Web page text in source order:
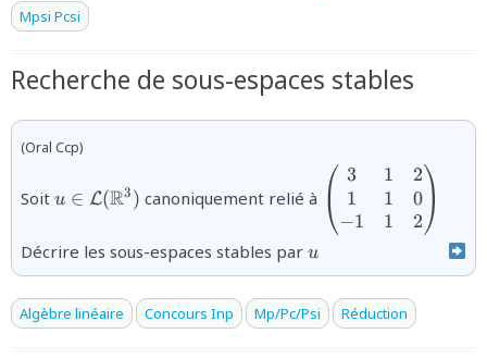
Mpsi Pcsi
Recherche de sous-espaces stables
(Oral Ccp)
Soit (\R^3)}
u ∈ L(R3 ) canoniquement relié à
3
1
−1
1
1
1
2
0
2
Décrire les sous-espaces stables par {u}
u
Algèbre linéaire Concours Inp Mp/Pc/Psi Réduction